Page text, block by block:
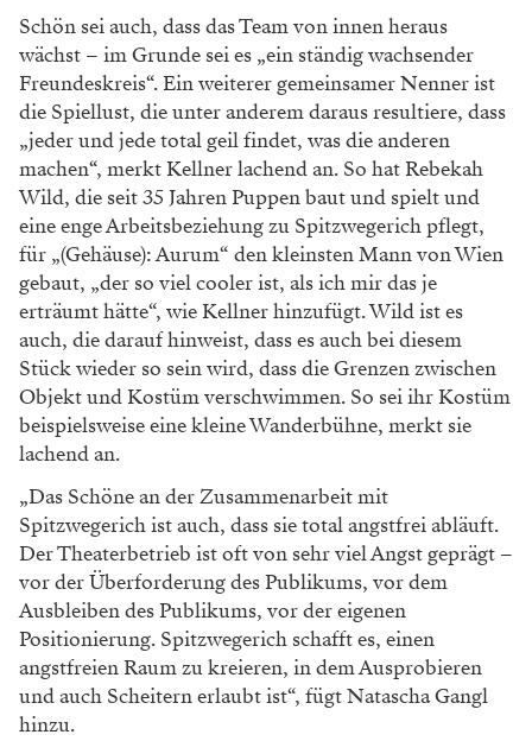
Schön sei auch, dass das Team von innen heraus
wächst – im Grunde sei es „ein ständig wachsender
Freundeskreis“. Ein weiterer gemeinsamer Nenner ist
die Spiellust, die unter anderem daraus resultiere, dass
„jeder und jede total geil findet, was die anderen
machen“, merkt Kellner lachend an. So hat Rebekah
Wild, die seit 35 Jahren Puppen baut und spielt und
eine enge Arbeitsbeziehung zu Spitzwegerich pflegt,
für „(Gehäuse): Aurum“ den kleinsten Mann von Wien
gebaut, „der so viel cooler ist, als ich mir das je
erträumt hätte“, wie Kellner hinzufügt. Wild ist es
auch, die darauf hinweist, dass es auch bei diesem
Stück wieder so sein wird, dass die Grenzen zwischen
Objekt und Kostüm verschwimmen. So sei ihr Kostüm
beispielsweise eine kleine Wanderbühne, merkt sie
lachend an.
„Das Schöne an der Zusammenarbeit mit
Spitzwegerich ist auch, dass sie total angstfrei abläuft.
Der Theaterbetrieb ist oft von sehr viel Angst geprägt –
vor der Überforderung des Publikums, vor dem
Ausbleiben des Publikums, vor der eigenen
Positionierung. Spitzwegerich schafft es, einen
angstfreien Raum zu kreieren, in dem Ausprobieren
und auch Scheitern erlaubt ist“, fügt Natascha Gangl
hinzu.